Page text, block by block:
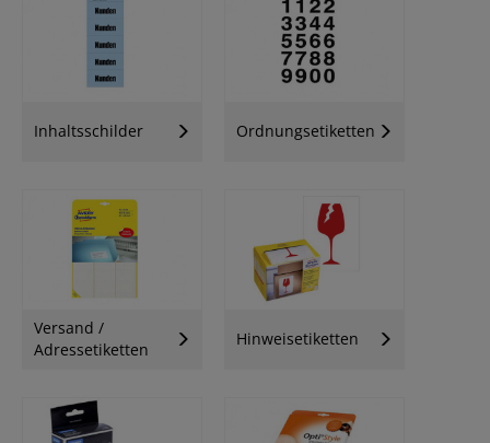
Inhaltsschilder Ordnungsetiketten
Versand /
Adressetiketten
Hinweisetiketten